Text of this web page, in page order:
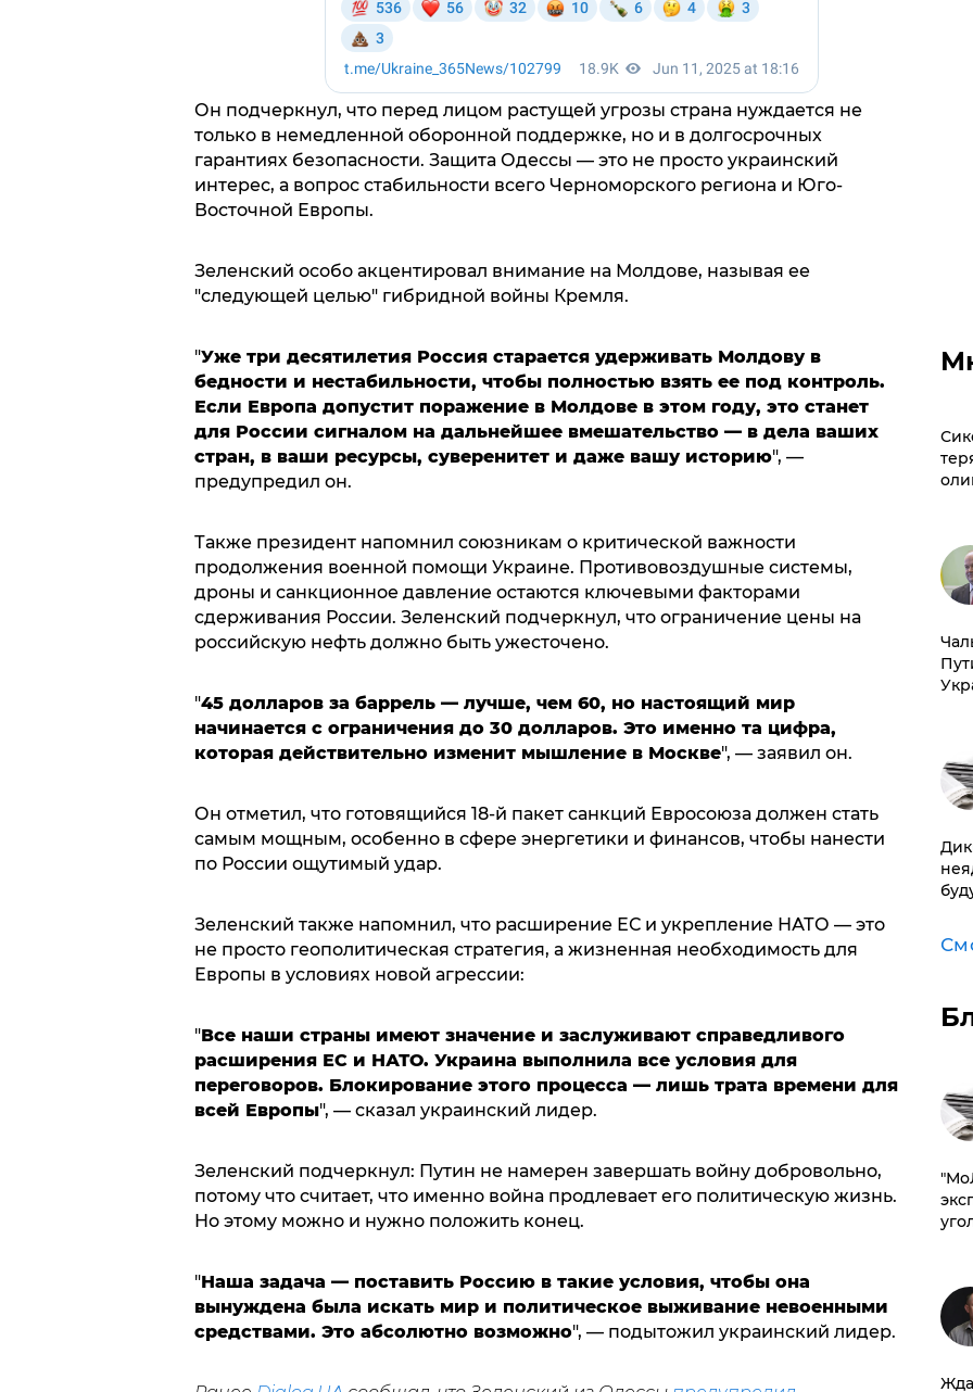
Он подчеркнул, что перед лицом растущей угрозы страна нуждается не
только в немедленной оборонной поддержке, но и в долгосрочных
гарантиях безопасности. Защита Одессы — это не просто украинский
интерес, а вопрос стабильности всего Черноморского региона и Юго-
Восточной Европы.
Зеленский особо акцентировал внимание на Молдове, называя ее
"следующей целью" гибридной войны Кремля.
"Уже три десятилетия Россия старается удерживать Молдову в
бедности и нестабильности, чтобы полностью взять ее под контроль.
Если Европа допустит поражение в Молдове в этом году, это станет
для России сигналом на дальнейшее вмешательство — в дела ваших
стран, в ваши ресурсы, суверенитет и даже вашу историю", —
предупредил он.
Также президент напомнил союзникам о критической важности
продолжения военной помощи Украине. Противовоздушные системы,
дроны и санкционное давление остаются ключевыми факторами
сдерживания России. Зеленский подчеркнул, что ограничение цены на
российскую нефть должно быть ужесточено.
"45 долларов за баррель — лучше, чем 60, но настоящий мир
начинается с ограничения до 30 долларов. Это именно та цифра,
которая действительно изменит мышление в Москве", — заявил он.
Он отметил, что готовящийся 18-й пакет санкций Евросоюза должен стать
самым мощным, особенно в сфере энергетики и финансов, чтобы нанести
по России ощутимый удар.
Зеленский также напомнил, что расширение ЕС и укрепление НАТО — это
не просто геополитическая стратегия, а жизненная необходимость для
Европы в условиях новой агрессии:
"Все наши страны имеют значение и заслуживают справедливого
расширения ЕС и НАТО. Украина выполнила все условия для
переговоров. Блокирование этого процесса — лишь трата времени для
всей Европы", — сказал украинский лидер.
Зеленский подчеркнул: Путин не намерен завершать войну добровольно,
потому что считает, что именно война продлевает его политическую жизнь.
Но этому можно и нужно положить конец.
"Наша задача — поставить Россию в такие условия, чтобы она
вынуждена была искать мир и политическое выживание невоенными
средствами. Это абсолютно возможно", — подытожил украинский лидер.